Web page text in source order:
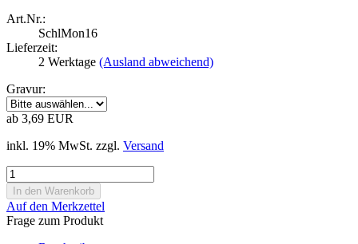
Art.Nr.:
SchlMon16
Lieferzeit:
2 Werktage (Ausland abweichend)
Gravur:
ab 3,69 EUR
inkl. 19% MwSt. zzgl. Versand
Auf den Merkzettel
Frage zum Produkt